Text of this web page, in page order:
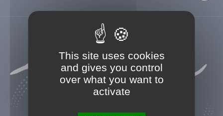
This site uses cookies
and gives you control
over what you want to
activate